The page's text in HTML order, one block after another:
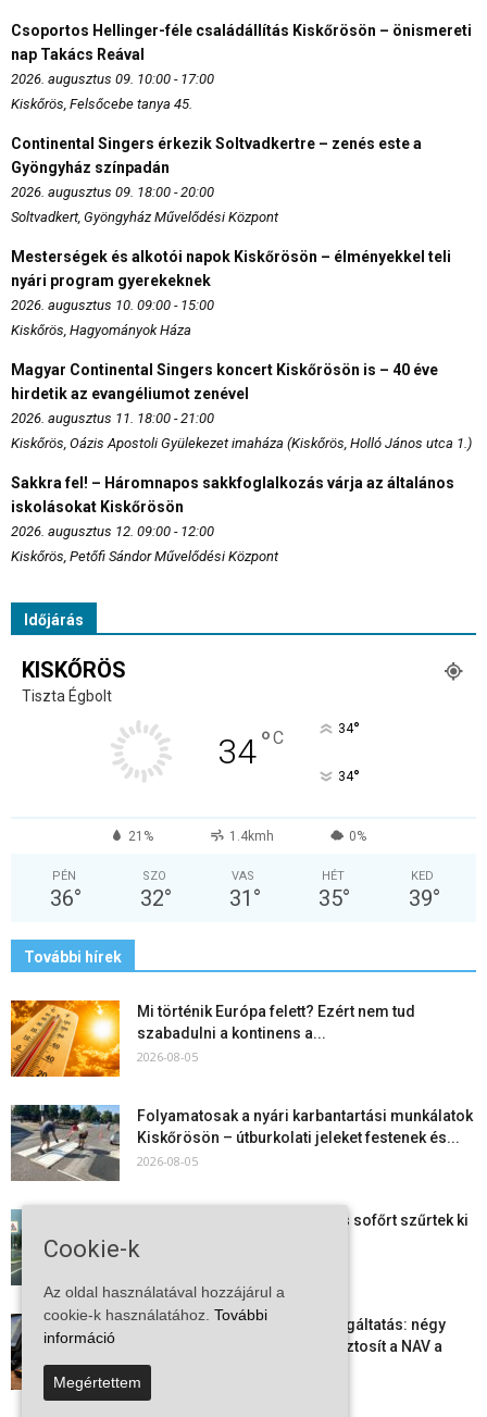
Csoportos Hellinger-féle családállítás Kiskőrösön – önismereti
nap Takács Reával
2026. augusztus 09. 10:00 - 17:00
Kiskőrös, Felsőcebe tanya 45.
Continental Singers érkezik Soltvadkertre – zenés este a
Gyöngyház színpadán
2026. augusztus 09. 18:00 - 20:00
Soltvadkert, Gyöngyház Művelődési Központ
Mesterségek és alkotói napok Kiskőrösön – élményekkel teli
nyári program gyerekeknek
2026. augusztus 10. 09:00 - 15:00
Kiskőrös, Hagyományok Háza
Magyar Continental Singers koncert Kiskőrösön is – 40 éve
hirdetik az evangéliumot zenével
2026. augusztus 11. 18:00 - 21:00
Kiskőrös, Oázis Apostoli Gyülekezet imaháza (Kiskőrös, Holló János utca 1.)
Sakkra fel! – Háromnapos sakkfoglalkozás várja az általános
iskolásokat Kiskőrösön
2026. augusztus 12. 09:00 - 12:00
Kiskőrös, Petőfi Sándor Művelődési Központ
Időjárás
KISKŐRÖS
Tiszta Égbolt
34°C 34°
34°
21% 1.4kmh 0%
PÉN
36°
SZO
32°
VAS
31 °
HÉT
35°
KED
39°
További hírek
Mi történik Európa felett? Ezért nem tud
szabadulni a kontinens a...
2026-08-05
Folyamatosak a nyári karbantartási munkálatok
Kiskőrösön – útburkolati jeleket festenek és...
2026-08-05
Több száz gyorshajtót és ittas sofőrt szűrtek ki
Bács-Kiskun útjain –...
Elektronikus nyugtaadat-szolgáltatás: négy
hónapos átállási időszakot biztosít a NAV a
vállalkozásoknak
2026-08-04
Cookie-k
Az oldal használatával hozzájárul a
cookie-k használatához. További
információ
Megértettem